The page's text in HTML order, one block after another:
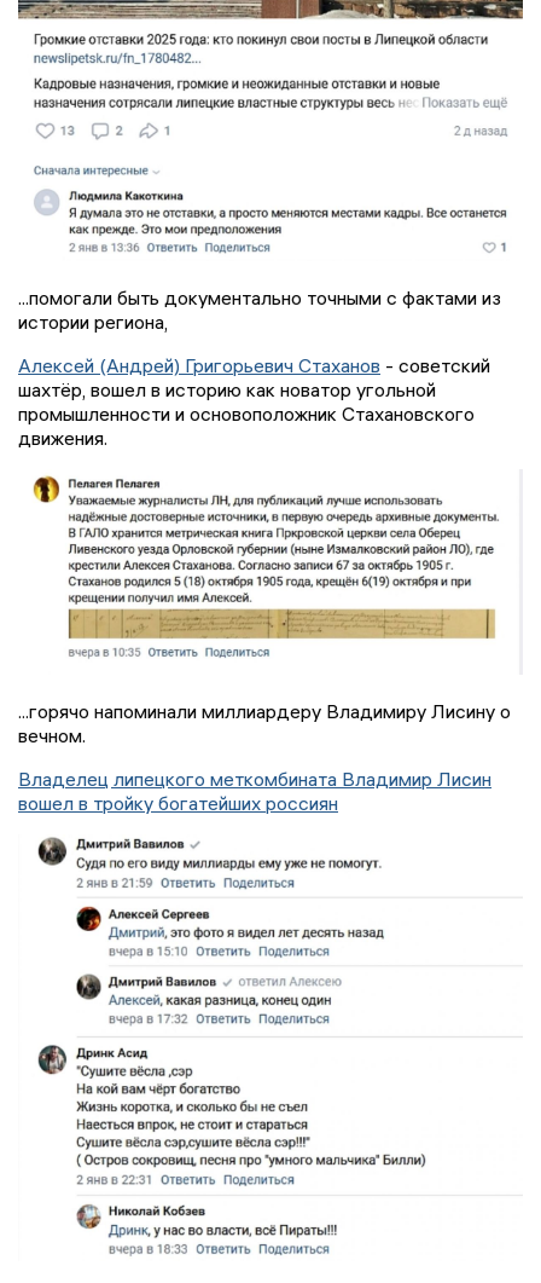
...помогали быть документально точными с фактами из
истории региона,
Алексей (Андрей) Григорьевич Стаханов - советский
шахтёр, вошел в историю как новатор угольной
промышленности и основоположник Стахановского
движения.
...горячо напоминали миллиардеру Владимиру Лисину о
вечном.
Владелец липецкого меткомбината Владимир Лисин
вошел в тройку богатейших россиян